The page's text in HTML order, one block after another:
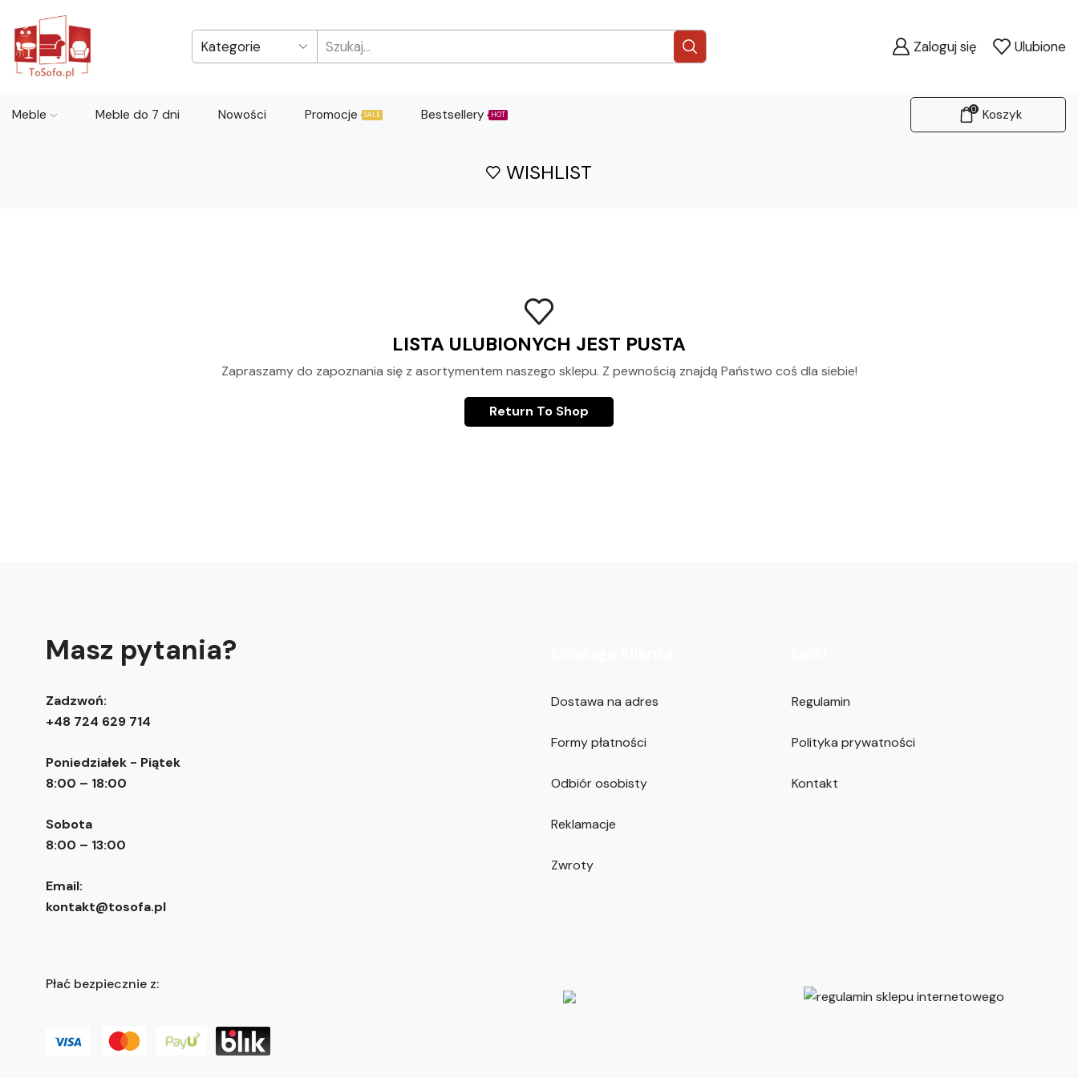
Zaloguj się Ulubione
Meble Meble do 7 dni Nowości Promocje SALE Bestsellery HOT
0 Koszyk
WISHLIST
LISTA ULUBIONYCH JEST PUSTA
Zapraszamy do zapoznania się z asortymentem naszego sklepu. Z pewnością znajdą Państwo coś dla siebie!
Return To Shop
Masz pytania?
Zadzwoń:
+48 724 629 714
Poniedziałek - Piątek
8:00 – 18:00
Sobota
8:00 – 13:00
Email:
kontakt@tosofa.pl
Dostawa na adres
Formy płatności
Odbiór osobisty
Reklamacje
Zwroty
Regulamin
Polityka prywatności
Kontakt
Płać bezpiecznie z: